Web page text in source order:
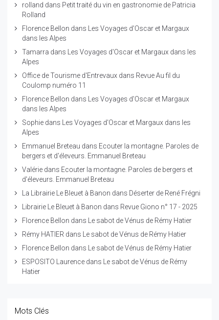
rolland dans Petit traité du vin en gastronomie de Patricia
Rolland
Florence Bellon dans
Les Voyages d'Oscar et Margaux
dans les Alpes
Tamarra dans
Les Voyages d'Oscar et Margaux dans les
Alpes
Office de Tourisme d'Entrevaux dans Revue Au fil du
Coulomp numéro 11
Florence Bellon dans
Les Voyages d'Oscar et Margaux
dans les Alpes
Sophie dans
Les Voyages d'Oscar et Margaux dans les
Alpes
Emmanuel Breteau dans Ecouter la montagne. Paroles de
bergers et d'éleveurs. Emmanuel Breteau
Valérie dans Ecouter la montagne. Paroles de bergers et
d'éleveurs. Emmanuel Breteau
La Librairie Le Bleuet à Banon dans Déserter de René Frégni
Librairie Le Bleuet à Banon dans Revue Giono n° 17 - 2025
Florence Bellon dans
Le sabot de Vénus de Rémy Hatier
Rémy HATIER dans
Le sabot de Vénus de Rémy Hatier
Florence Bellon dans
Le sabot de Vénus de Rémy Hatier
ESPOSITO Laurence dans
Le sabot de Vénus de Rémy
Hatier
Mots Clés